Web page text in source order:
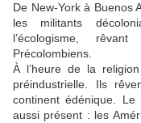
De New-York à Buenos
les militants
l’écologisme,
Précolombiens.
À l’heure de la
préindustrielle. Ils
continent édénique.
aussi présent : les